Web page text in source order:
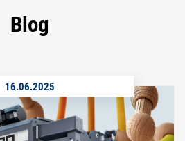
Blog
16.06.2025